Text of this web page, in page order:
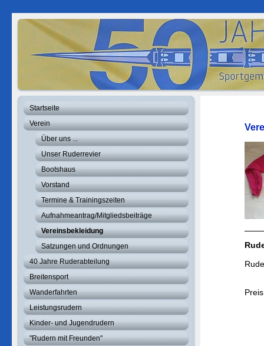
Startseite
Verein
Über uns ...
Unser Ruderrevier
Bootshaus
Vorstand
Termine & Trainingszeiten
Aufnahmeantrag/Mitgliedsbeiträge
Vereinsbekleidung
Satzungen und Ordnungen
40 Jahre Ruderabteilung
Breitensport
Wanderfahrten
Leistungsrudern
Kinder- und Jugendrudern
"Rudern mit Freunden"